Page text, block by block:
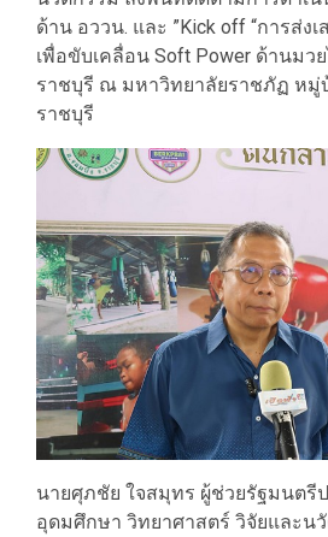
ด้าน อววน. และ ”Kick off “การส่ง
เพื่อขับเคลื่อน Soft Power ด้านมว
ราชบุรี ณ มหาวิทยาลัยราชภัฏ หมู่
ราชบุรี
นายศุภชัย ใจสมุทร ผู้ช่วยรัฐมนตรี
อุดมศึกษา วิทยาศาสตร์ วิจัยและนวั